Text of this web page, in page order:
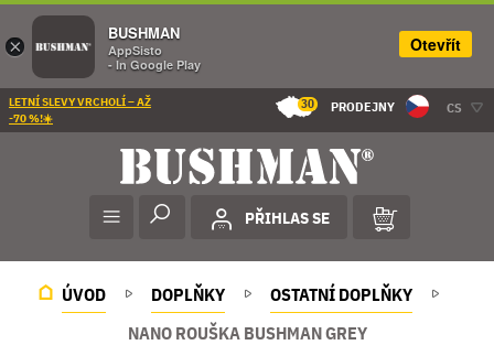
LETNÍ SLEVY VRCHOLÍ – AŽ
-70 %!☀️
30 PRODEJNY CS
PŘIHLAS SE
ÚVOD DOPLŇKY
OSTATNÍ DOPLŇKY
NANO ROUŠKA BUSHMAN GREY
×
BUSHMAN
AppSisto
- In Google Play
Otevřít